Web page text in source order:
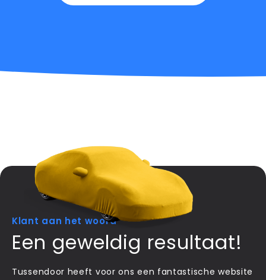
Klant aan het woord
Een geweldig resultaat!
Tussendoor heeft voor ons een fantastische website